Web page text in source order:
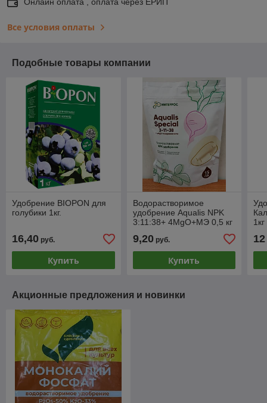
Все условия оплаты
Подобные товары компании
Удобрение BIOPON для
голубики 1кг.
16,40 руб.
Купить
Водорастворимое
удобрение Aqualis NPK
3:11:38+ 4MgO+МЭ 0,5 кг
9,20руб.
Купить
12
Акционные предложения и новинки